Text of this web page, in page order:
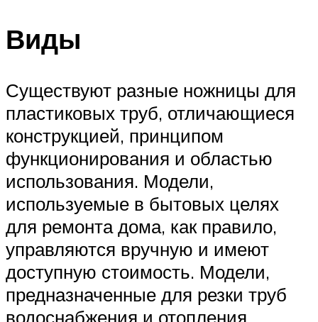
Виды
Существуют разные ножницы для
пластиковых труб, отличающиеся
конструкцией, принципом
функционирования и областью
использования. Модели,
используемые в бытовых целях
для ремонта дома, как правило,
управляются вручную и имеют
доступную стоимость. Модели,
предназначенные для резки труб
водоснабжения и отопления,